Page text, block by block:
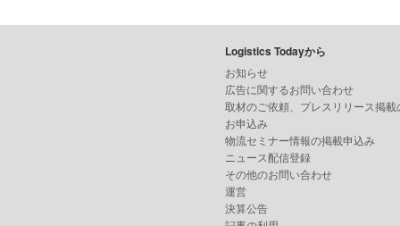
Logistics Todayから
お知らせ
広告に関するお問い合わせ
取材のご依頼、プレスリリース掲載
お申込み
物流セミナー情報の掲載申込み
ニュース配信登録
その他のお問い合わせ
運営
決算公告